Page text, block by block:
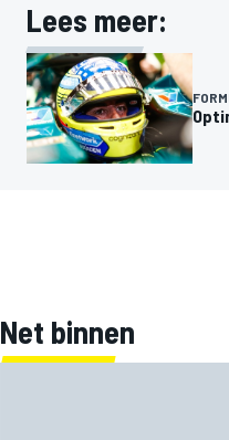
Lees meer:
Net binnen